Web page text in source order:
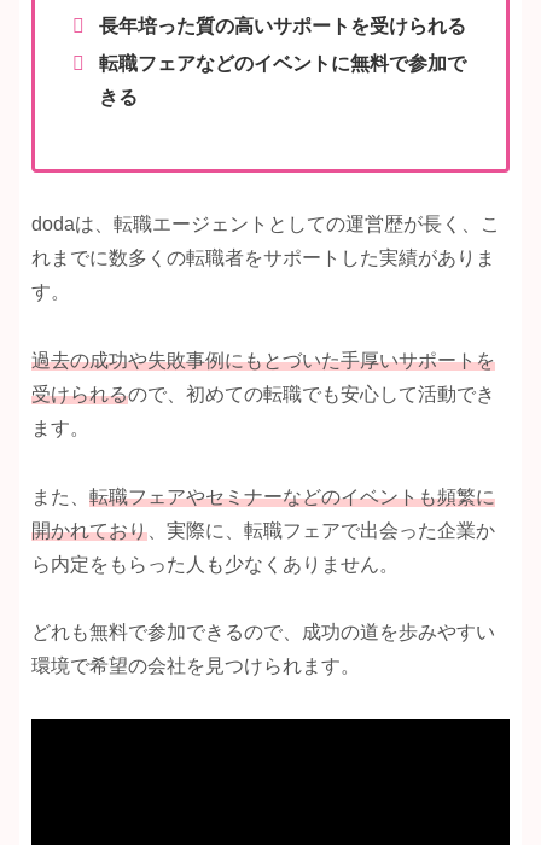
長年培った質の高いサポートを受けられる
転職フェアなどのイベントに無料で参加で
きる
dodaは、転職エージェントとしての運営歴が長く、こ
れまでに数多くの転職者をサポートした実績がありま
す。
過去の成功や失敗事例にもとづいた手厚いサポートを
受けられるので、初めての転職でも安心して活動でき
ます。
また、 転職フェアやセミナーなどのイベントも頻繁に
開かれており 、実際に、転職フェアで出会った企業か
ら内定をもらった人も少なくありません。
どれも無料で参加できるので、成功の道を歩みやすい
環境で希望の会社を見つけられます。